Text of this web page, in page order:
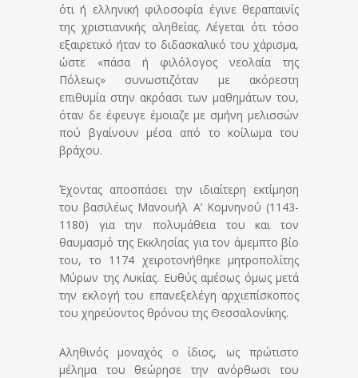
ότι ή ελληνική φιλοσοφία έγινε θεραπαινίς
της χριστιανικής αληθείας. Λέγεται ότι τόσο
εξαιρετικό ήταν το διδασκαλικό του χάρισμα,
ώστε «πάσα ή φιλόλογος νεολαία της
Πόλεως» συνωστιζόταν με ακόρεστη
επιθυμία στην ακρόασι των μαθημάτων του,
όταν δε έφευγε έμοιαζε με σμήνη μελισσών
πού βγαίνουν μέσα από το κοίλωμα του
βράχου.
Έχοντας αποσπάσει την ιδιαίτερη εκτίμηση
του βασιλέως Μανουήλ Α’ Κομνηνού (1143-
1180) για την πολυμάθεια του και τον
θαυμασμό της Εκκλησίας για τον άμεμπτο βίο
του, το 1174 χειροτονήθηκε μητροπολίτης
Μύρων της Λυκίας. Ευθύς αμέσως όμως μετά
την εκλογή του επανεξελέγη αρχιεπίσκοπος
του χηρεύοντος θρόνου της Θεσσαλονίκης.
Αληθινός μοναχός ο ίδιος, ως πρώτιστο
μέλημα του θεώρησε την ανόρθωσι του